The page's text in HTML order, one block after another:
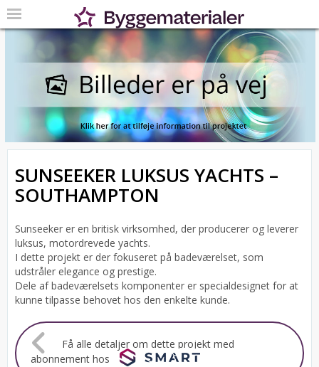
SUNSEEKER LUKSUS YACHTS –
SOUTHAMPTON
Sunseeker er en britisk virksomhed, der producerer og leverer
luksus, motordrevede yachts.
I dette projekt er der fokuseret på badeværelset, som
udstråler elegance og prestige.
Dele af badeværelsets komponenter er specialdesignet for at
kunne tilpasse behovet hos den enkelte kunde.
Få alle detaljer om dette projekt med
abonnement hos